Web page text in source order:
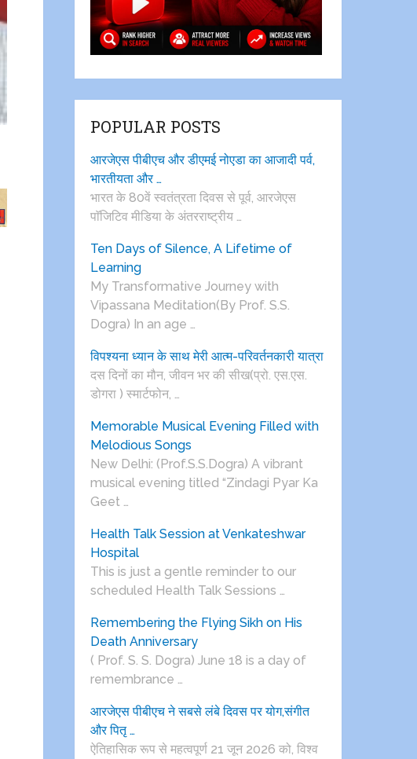
POPULAR POSTS
आरजेएस पीबीएच और डीएमई नोएडा का आजादी पर्व,
भारतीयता और …
भारत के 80वें स्वतंत्रता दिवस से पूर्व, आरजेएस
पाॅजिटिव मीडिया के अंतरराष्ट्रीय …
Ten Days of Silence, A Lifetime of
Learning
My Transformative Journey with
Vipassana Meditation(By Prof. S.S.
Dogra) In an age …
विपश्यना ध्यान के साथ मेरी आत्म-परिवर्तनकारी यात्रा
दस दिनों का मौन, जीवन भर की सीख(प्रो. एस.एस.
डोगरा ) स्मार्टफोन, …
Memorable Musical Evening Filled with
Melodious Songs
New Delhi: (Prof.S.S.Dogra) A vibrant
musical evening titled “Zindagi Pyar Ka
Geet …
Health Talk Session at Venkateshwar
Hospital
This is just a gentle reminder to our
scheduled Health Talk Sessions …
Remembering the Flying Sikh on His
Death Anniversary
( Prof. S. S. Dogra) June 18 is a day of
remembrance …
आरजेएस पीबीएच ने सबसे लंबे दिवस पर योग,संगीत
और पितृ …
ऐतिहासिक रूप से महत्वपूर्ण 21 जून 2026 को, विश्व